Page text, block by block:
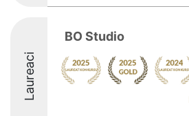
Laureaci
BO Studio